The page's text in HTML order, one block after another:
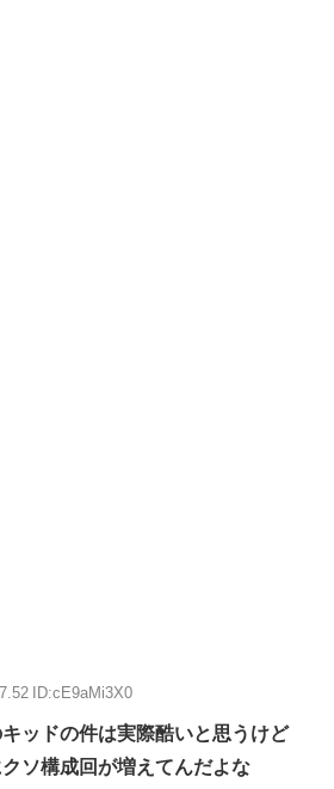
ID:cE9aMi3X0
ッドの件は実際酷いと思うけど
ソ構成回が増えてんだよな